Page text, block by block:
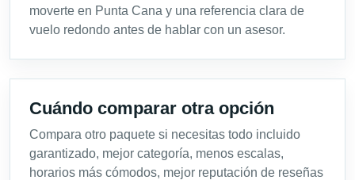
moverte en Punta Cana y una referencia clara de
vuelo redondo antes de hablar con un asesor.
Cuándo comparar otra opción
Compara otro paquete si necesitas todo incluido
garantizado, mejor categoría, menos escalas,
horarios más cómodos, mejor reputación de reseñas